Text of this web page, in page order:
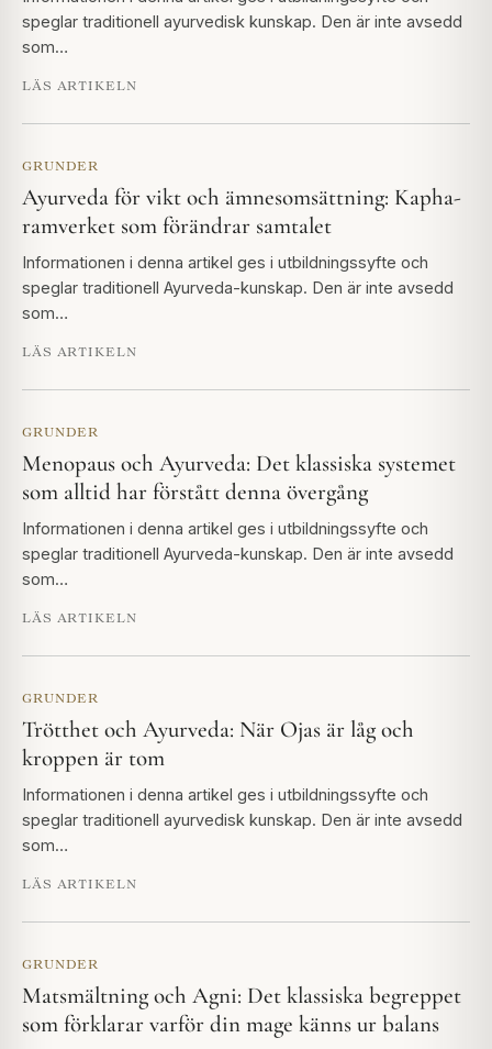
speglar traditionell ayurvedisk kunskap. Den är inte avsedd
som…
LÄS ARTIKELN
GRUNDER
Ayurveda för vikt och ämnesomsättning: Kapha-
ramverket som förändrar samtalet
Informationen i denna artikel ges i utbildningssyfte och
speglar traditionell Ayurveda-kunskap. Den är inte avsedd
som…
LÄS ARTIKELN
GRUNDER
Menopaus och Ayurveda: Det klassiska systemet
som alltid har förstått denna övergång
Informationen i denna artikel ges i utbildningssyfte och
speglar traditionell Ayurveda-kunskap. Den är inte avsedd
som…
LÄS ARTIKELN
GRUNDER
Trötthet och Ayurveda: När Ojas är låg och
kroppen är tom
Informationen i denna artikel ges i utbildningssyfte och
speglar traditionell ayurvedisk kunskap. Den är inte avsedd
som…
LÄS ARTIKELN
GRUNDER
Matsmältning och Agni: Det klassiska begreppet
som förklarar varför din mage känns ur balans